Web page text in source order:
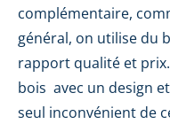
complémentaire,
général, on utilise du
rapport qualité et
bois avec un design
seul inconvénient de